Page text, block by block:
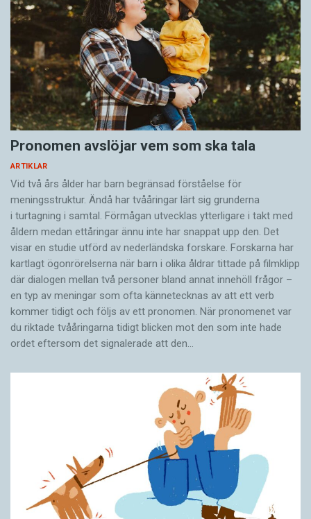
Pronomen avslöjar vem som ska tala
ARTIKLAR
Vid två års ålder har barn begränsad förståelse för
meningsstruktur. Ändå har tvååringar lärt sig grunderna
i turtagning i samtal. Förmågan utvecklas ytterligare i takt med
åldern medan ettåringar ännu inte har snappat upp den. Det
visar en studie utförd av nederländska forskare. Forskarna har
kartlagt ögonrörelserna när barn i olika åldrar tittade på filmklipp
där dialogen mellan två personer bland annat innehöll frågor –
en typ av meningar som ofta kännetecknas av att ett verb
kommer tidigt och följs av ett pronomen. När pronomenet var
du riktade tvååringarna tidigt blicken mot den som inte hade
ordet eftersom det ­signalerade att den…